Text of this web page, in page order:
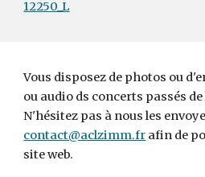
12250_L
Vous disposez de photos ou
ou audio ds concerts passés
N'hésitez pas à nous les
contact@aclzimm.fr afin de
site web.